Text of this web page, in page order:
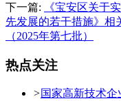
下一篇:
《宝安区关于
先发展的若干措施》相
（2025年第七批）
热点关注
>国家高新技术企